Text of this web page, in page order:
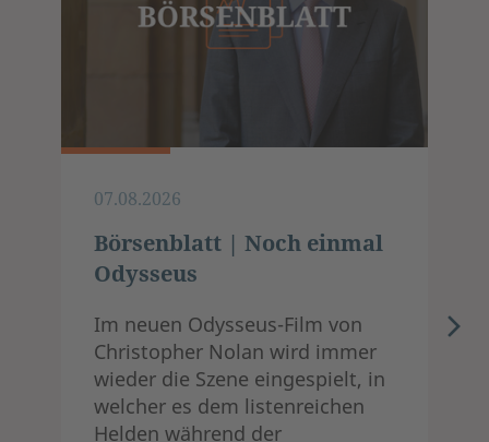
07.08.2026
Börsenblatt | Noch einmal
Odysseus
Im neuen Odysseus-Film von
Christopher Nolan wird immer
wieder die Szene eingespielt, in
welcher es dem listenreichen
Helden während der